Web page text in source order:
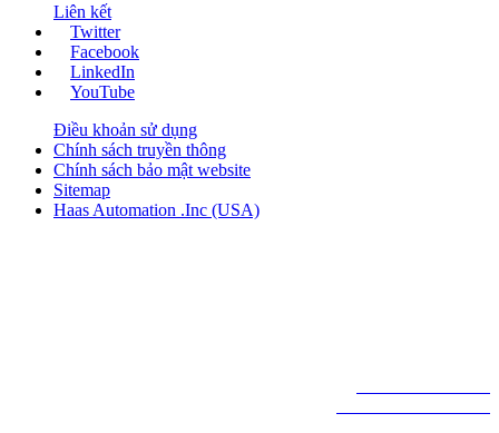
Liên kết
Twitter
Facebook
LinkedIn
YouTube
Điều khoản sử dụng
Chính sách truyền thông
Chính sách bảo mật website
Sitemap
Haas Automation .Inc (USA)